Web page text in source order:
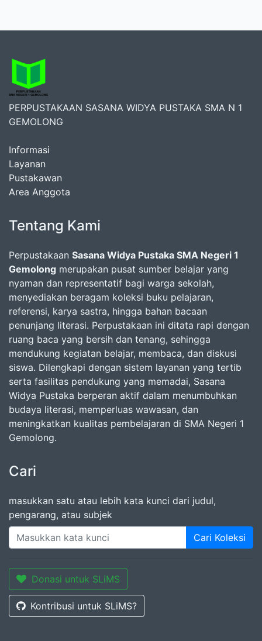
PERPUSTAKAAN SASANA WIDYA PUSTAKA SMA N 1
GEMOLONG
Informasi
Layanan
Pustakawan
Area Anggota
Tentang Kami
Perpustakaan Sasana Widya Pustaka SMA Negeri 1
Gemolong merupakan pusat sumber belajar yang
nyaman dan representatif bagi warga sekolah,
menyediakan beragam koleksi buku pelajaran,
referensi, karya sastra, hingga bahan bacaan
penunjang literasi. Perpustakaan ini ditata rapi dengan
ruang baca yang bersih dan tenang, sehingga
mendukung kegiatan belajar, membaca, dan diskusi
siswa. Dilengkapi dengan sistem layanan yang tertib
serta fasilitas pendukung yang memadai, Sasana
Widya Pustaka berperan aktif dalam menumbuhkan
budaya literasi, memperluas wawasan, dan
meningkatkan kualitas pembelajaran di SMA Negeri 1
Gemolong.
Cari
masukkan satu atau lebih kata kunci dari judul,
pengarang, atau subjek
Cari Koleksi
Donasi untuk SLiMS
Kontribusi untuk SLiMS?